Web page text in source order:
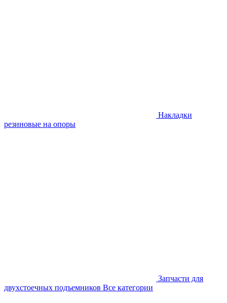
Накладки
резиновые на опоры
Запчасти для
двухстоечных подъемников Все категории